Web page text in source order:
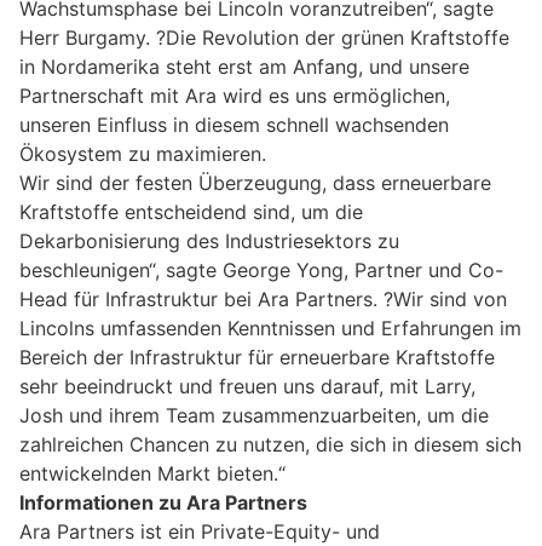
Wachstumsphase bei Lincoln voranzutreiben“, sagte
Herr Burgamy. ?Die Revolution der grünen Kraftstoffe
in Nordamerika steht erst am Anfang, und unsere
Partnerschaft mit Ara wird es uns ermöglichen,
unseren Einfluss in diesem schnell wachsenden
Ökosystem zu maximieren.
Wir sind der festen Überzeugung, dass erneuerbare
Kraftstoffe entscheidend sind, um die
Dekarbonisierung des Industriesektors zu
beschleunigen“, sagte George Yong, Partner und Co-
Head für Infrastruktur bei Ara Partners. ?Wir sind von
Lincolns umfassenden Kenntnissen und Erfahrungen im
Bereich der Infrastruktur für erneuerbare Kraftstoffe
sehr beeindruckt und freuen uns darauf, mit Larry,
Josh und ihrem Team zusammenzuarbeiten, um die
zahlreichen Chancen zu nutzen, die sich in diesem sich
entwickelnden Markt bieten.“
Informationen zu Ara Partners
Ara Partners ist ein Private-Equity- und